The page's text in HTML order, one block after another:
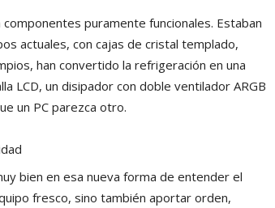
puramente funcionales. Estaban
actuales, con cajas de cristal templado,
han convertido la refrigeración en una
LCD, un disipador con doble ventilador ARGB
un PC parezca otro.
bien en esa nueva forma de entender el
fresco, sino también aportar orden,